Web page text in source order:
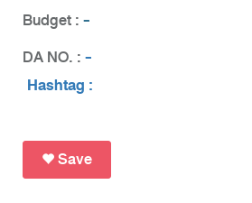
Budget :-
DA NO. :-
Hashtag :
Save